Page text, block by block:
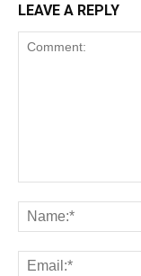
LEAVE A REPLY